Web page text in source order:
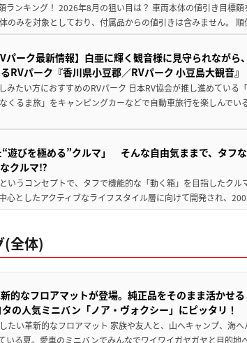
ランキング！ 2026年8月の狙い目は？ 車両本体の値引き目標額
のみを対象としており、付属品からの値引きは含みません。
パーク最新情報】白亜に輝く観音様に見守られながら
RVパーク『香川県小豆郡／RVパーク 小豆島大観音』
みたい方におすすめのRVパーク 日本RV協会が推し進めている
くるま旅」をキャンピングカーなどで自動車旅行を楽しんでい
“遊びを極める”クルマ」 そんな自由気ままで、タフ
クルマ⁉︎
いうコンセプトで、タフで機能的な「動く箱」を目指したクル
心としたアクティブなライフスタイル層に向けて開発され、
(全体)
的なフロアマットが登場。純正品をそのまま活かせ
の人気ミニバン「ノア・ヴォクシー」にピッタリ！
たい革新的なフロアマット 家族や友人と、山へキャンプ、海へ
いる夏。愛車のミニバンでみんなでワイワイガヤガヤと目的地